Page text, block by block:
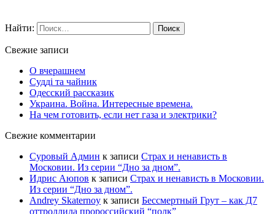
Найти:
Свежие записи
О вчерашнем
Судді та чайник
Одесский рассказик
Украина. Война. Интересные времена.
На чем готовить, если нет газа и электрики?
Свежие комментарии
Суровый Админ к записи Страх и ненависть в
Московии. Из серии “Дно за дном”.
Идрис Аюпов к записи Страх и ненависть в Московии.
Из серии “Дно за дном”.
Andrey Skaternoy к записи Бессмертный Грут – как Д7
оттроллила пророссийский “полк”